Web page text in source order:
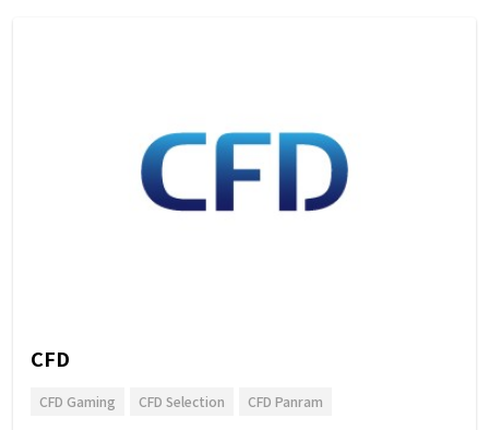
CFD
CFD Gaming CFD Selection CFD Panram